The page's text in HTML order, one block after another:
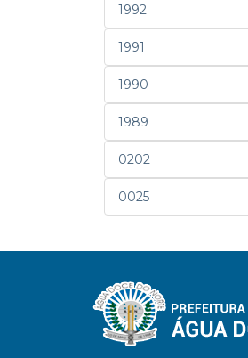
1992
1991
1990
1989
0202
0025